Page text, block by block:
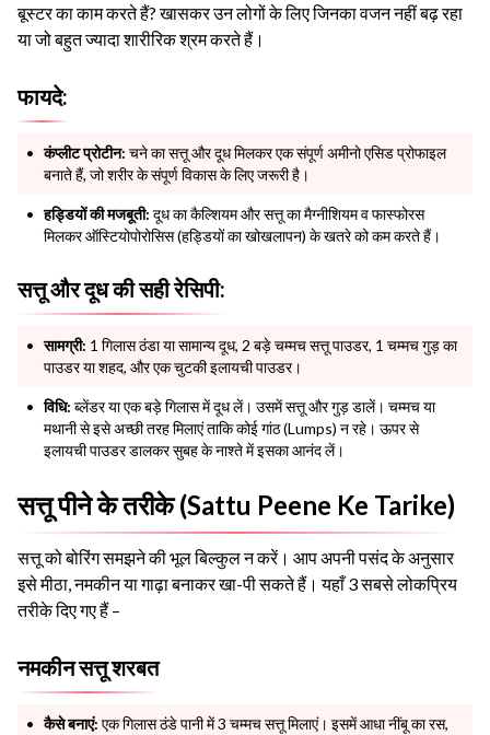
बूस्टर का काम करते हैं? खासकर उन लोगों के लिए जिनका वजन नहीं बढ़ रहा
या जो बहुत ज्यादा शारीरिक श्रम करते हैं।
फायदे:
कंप्लीट प्रोटीन: चने का सत्तू और दूध मिलकर एक संपूर्ण अमीनो एसिड प्रोफाइल
बनाते हैं, जो शरीर के संपूर्ण विकास के लिए जरूरी है।
हड्डियों की मजबूती: दूध का कैल्शियम और सत्तू का मैग्नीशियम व फास्फोरस
मिलकर ऑस्टियोपोरोसिस (हड्डियों का खोखलापन) के खतरे को कम करते हैं।
सत्तू और दूध की सही रेसिपी:
सामग्री: 1 गिलास ठंडा या सामान्य दूध, 2 बड़े चम्मच सत्तू पाउडर, 1 चम्मच गुड़ का
पाउडर या शहद, और एक चुटकी इलायची पाउडर।
विधि: ब्लेंडर या एक बड़े गिलास में दूध लें। उसमें सत्तू और गुड़ डालें। चम्मच या
मथानी से इसे अच्छी तरह मिलाएं ताकि कोई गांठ (Lumps) न रहे। ऊपर से
इलायची पाउडर डालकर सुबह के नाश्ते में इसका आनंद लें।
सत्तू पीने के तरीके (Sattu Peene Ke Tarike)
सत्तू को बोरिंग समझने की भूल बिल्कुल न करें। आप अपनी पसंद के अनुसार
इसे मीठा, नमकीन या गाढ़ा बनाकर खा-पी सकते हैं। यहाँ 3 सबसे लोकप्रिय
तरीके दिए गए हैं –
नमकीन सत्तू शरबत
कैसे बनाएं: एक गिलास ठंडे पानी में 3 चम्मच सत्तू मिलाएं। इसमें आधा नींबू का रस,